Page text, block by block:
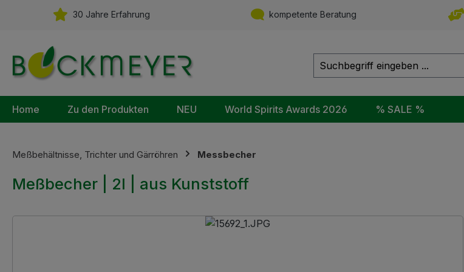
Hauptinhalt springen
Zur Suche springen
Zur Hauptnavigation springen
30 Jahre Erfahrung kompetente Beratung
Home Zu den Produkten NEU World Spirits Awards 2026 % SALE %
Meßbehältnisse, Trichter und Gärröhren Messbecher
Meßbecher | 2l | aus Kunststoff